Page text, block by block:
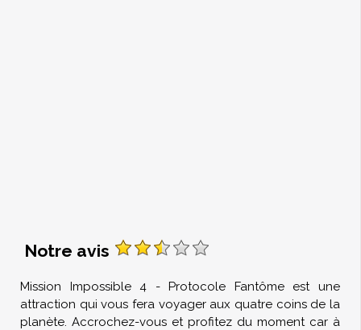
Notre avis
Mission Impossible 4 - Protocole Fantôme est une
attraction qui vous fera voyager aux quatre coins de la
planète. Accrochez-vous et profitez du moment car à